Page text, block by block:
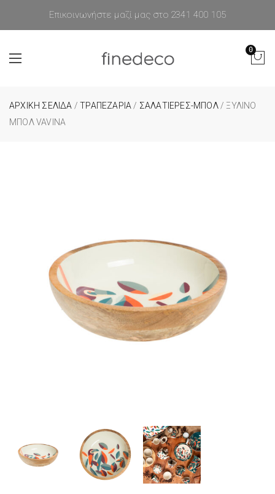
Επικοινωνήστε μαζί μας στο 2341 400 105
0
ΑΡΧΙΚΉ ΣΕΛΊΔΑ /ΤΡΑΠΕΖΑΡΙΑ / ΣΑΛΑΤΙΕΡΕΣ-ΜΠΟΛ/ ΞΎΛΙΝΟ
ΜΠΟΛ VAVINA